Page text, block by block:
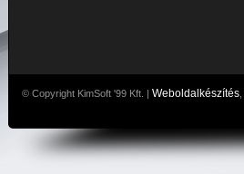
© Copyright KimSoft '99 Kft. | Weboldalkészítés